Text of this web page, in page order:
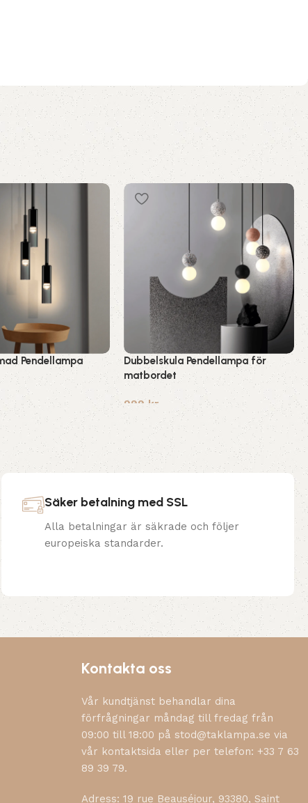
Pendellampa
Dubbelskula Pendellampa för
matbordet
999kr
Säker betalning med SSL
Alla betalningar är säkrade och följer
europeiska standarder.
Kontakta oss
Vår kundtjänst behandlar dina
förfrågningar måndag till fredag från
09:00 till 18:00 på stod@taklampa.se via
vår kontaktsida eller per telefon: +33 7 63
89 39 79.
Adress: 19 rue Beauséjour, 93380, Saint